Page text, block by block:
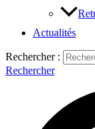
Actualités
Rechercher :
Rechercher